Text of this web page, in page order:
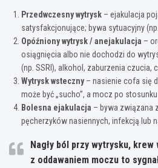
Przedwczesny wytrysk – ejakulacja
satysfakcjonujące; bywa sytuacyjny
Opóźniony wytrysk / anejakulacja –
osiągnięcia albo nie dochodzi do
(np. SSRI), alkohol, zaburzenia czucia,
Wytrysk wsteczny– nasienie cofa się
może być „sucho”, a mocz po
Bolesna ejakulacja – bywa związana
pęcherzyków nasiennych, infekcją lub
Nagły ból przy wytrysku,
z oddawaniem moczu to